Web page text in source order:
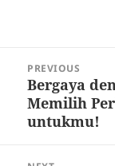
navigation
PREVIOUS
Previous
post:
Bergaya
Memilih
untukmu!